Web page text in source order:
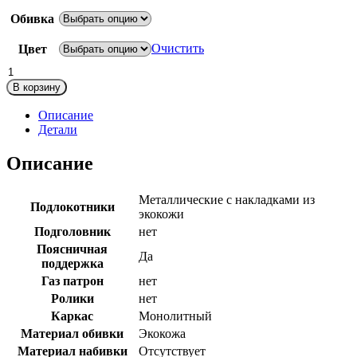
Обивка
Цвет
Очистить
Количество
товара
Leo
В корзину
Описание
Детали
Описание
Подлокотники
Металлические с накладками из
экокожи
Подголовник
нет
Поясничная
поддержка
Да
Газ патрон
нет
Ролики
нет
Каркас
Монолитный
Материал обивки
Экокожа
Материал набивки
Отсутствует